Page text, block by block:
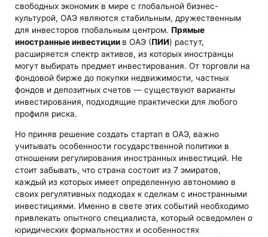
свободных экономик в мире с глобальной бизнес-
культурой, ОАЭ являются стабильным, дружественным
для инвесторов глобальным центром. Прямые
иностранные инвестиции в ОАЭ (ПИИ) растут,
расширяется спектр активов, из которых иностранцы
могут выбирать предмет инвестирования. От торговли на
фондовой бирже до покупки недвижимости, частных
фондов и депозитных счетов — существуют варианты
инвестирования, подходящие практически для любого
профиля риска.
Но приняв решение создать стартап в ОАЭ, важно
учитывать особенности государственной политики в
отношении регулирования иностранных инвестиций. Не
стоит забывать, что страна состоит из 7 эмиратов,
каждый из которых имеет определенную автономию в
своих регулятивных подходах к сделкам с иностранными
инвестициями. Именно в свете этих событий необходимо
привлекать опытного специалиста, который осведомлен о
юридических формальностях и особенностях